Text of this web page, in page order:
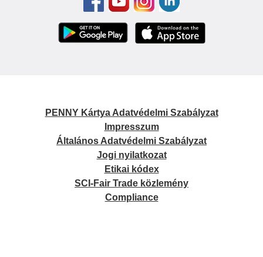
PENNY Kártya Adatvédelmi Szabályzat
Impresszum
Általános Adatvédelmi Szabályzat
Jogi nyilatkozat
Etikai kódex
SCI-Fair Trade közlemény
Compliance